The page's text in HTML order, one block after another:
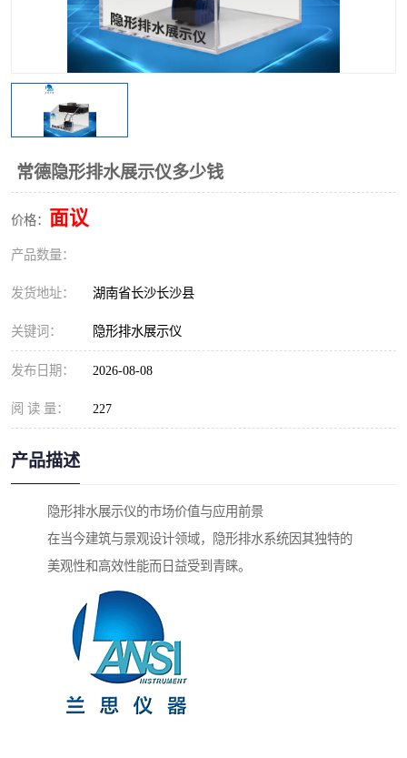
常德隐形排水展示仪多少钱
价格： 面议
产品数量：
发货地址： 湖南省长沙长沙县
关键词： 隐形排水展示仪
发布日期： 2026-08-08
阅 读 量： 227
产品描述
隐形排水展示仪的市场价值与应用前景
在当今建筑与景观设计领域，隐形排水系统因其独特的
美观性和高效性能而日益受到青睐。